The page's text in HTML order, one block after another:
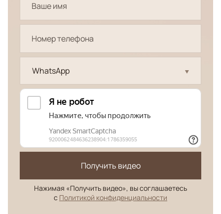
WhatsApp
Получить видео
Нажимая «Получить видео», вы соглашаетесь
с Политикой конфиденциальности